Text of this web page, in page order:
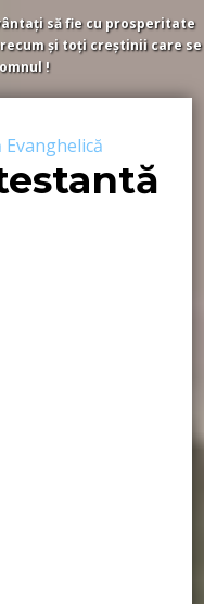
să fie cu prosperitate
și toți creștinii care se
!